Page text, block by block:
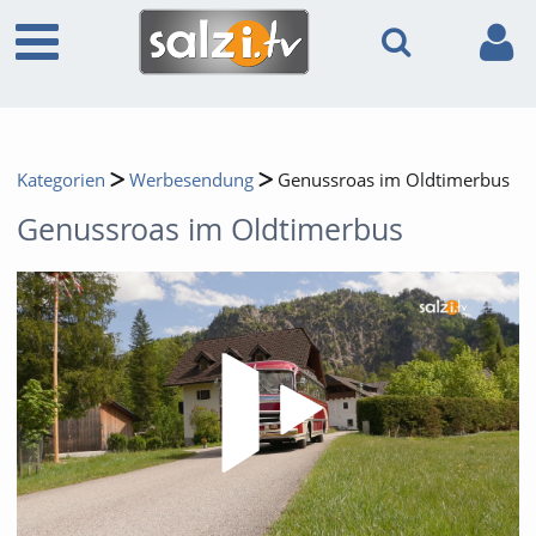
Kategorien Werbesendung Genussroas im Oldtimerbus
Genussroas im Oldtimerbus